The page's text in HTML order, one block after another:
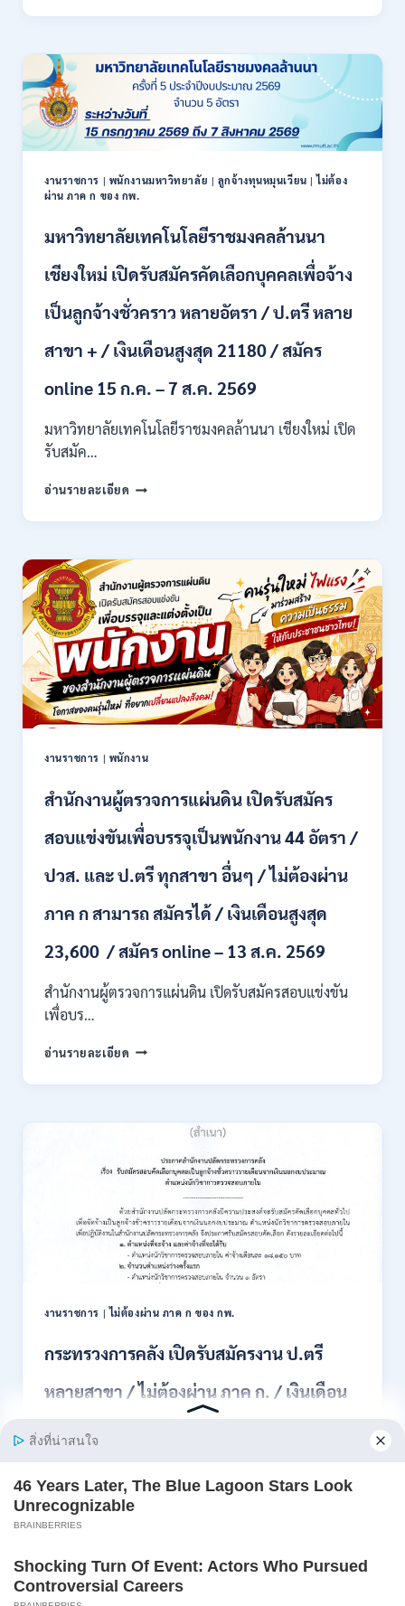
สมัคร
17
–
28
สิงหาคม
2569
จังหวัด
กรม
ส่ง
เสริม
สหกรณ์
เปิด
รับ
พนักงาน
ราชการ
ปวท.
ป.ตรี
สาขา
/
เงิน
เดือน
/
ต้อง
ก
กพ.
สมัคร
17
–
21
สิงหาคม
2569
งานราชการ | พนักงานมหาวิทยาลัย | ลูกจ้างทุนหมุนเวียน |ไม่ต้อง
ผ่าน ภาค ก ของ กพ.
มหาวิทยาลัยเทคโนโลยีราชมงคลล้านนา
เชียงใหม่ เปิดรับสมัครคัดเลือกบุคคลเพื่อจ้าง
เป็นลูกจ้างชั่วคราว หลายอัตรา / ป.ตรี หลาย
สาขา + / เงินเดือนสูงสุด 21180 / สมัคร
online 15 ก.ค. – 7 ส.ค. 2569
มหาวิทยาลัยเทคโนโลยีราชมงคลล้านนา เชียงใหม่ เปิด
รับสมัค…
อ่านรายละเอียด มหาวิทยาลัย
ราช
ล้าน
เชียงใหม่
เปิด
รับ
สมัคร
คัด
เลือก
บุคคล
เพื่อ
เป็น
หลาย
อัตรา
/
ป.ตรี
หลาย
+
เงิน
สูงสุด
15
2569
งานราชการ | พนักงาน
สำนักงานผู้ตรวจการแผ่นดิน เปิดรับสมัคร
สอบแข่งขันเพื่อบรรจุเป็นพนักงาน 44 อัตรา /
ปวส. และ ป.ตรี ทุกสาขา อื่นๆ / ไม่ต้องผ่าน
ภาค ก สามารถ สมัครได้ / เงินเดือนสูงสุด
23,600 / สมัคร online – 13 ส.ค. 2569
สำนักงานผู้ตรวจการแผ่นดิน เปิดรับสมัครสอบแข่งขัน
เพื่อบร…
อ่านรายละเอียด สำนักงาน
ตรวจ
แผ่น
รับ
สอบ
แข่งขัน
เพื่อ
บรรจุ
เป็น
44
/
และ
/
ไม่
ก
สามารถ
งานราชการ |ไม่ต้องผ่าน ภาค ก ของ กพ.
กระทรวงการคลัง เปิดรับสมัครงาน ป.ตรี
หลายสาขา / ไม่ต้องผ่าน ภาค ก. / เงินเดือน
18150 / สมัคร 13 – 25 สิงหาคม 2569
ตำแหน่งนักวิ…
อ่านรายละเอียด
คลัง
เปิด